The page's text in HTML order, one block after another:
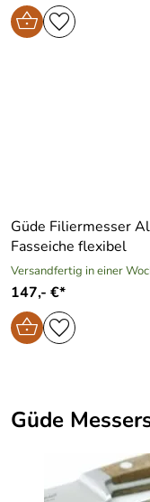
Güde Filiermesser
Fasseiche flexibel
Versandfertig in einer
147,- €*
Güde